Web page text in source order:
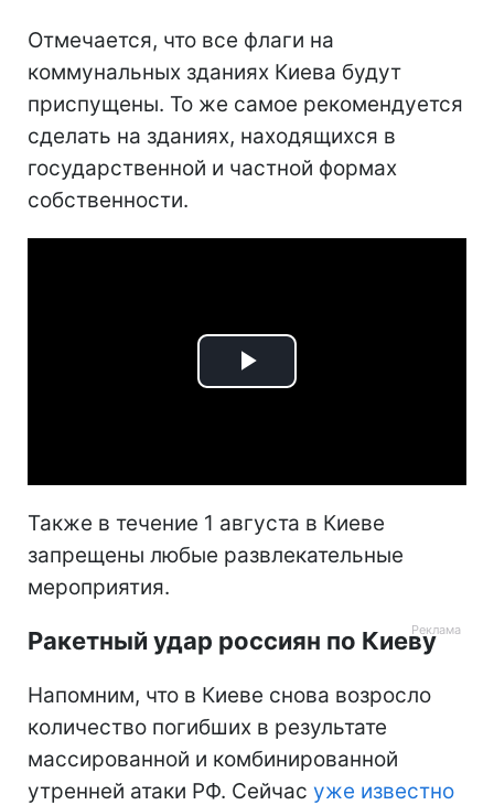
Отмечается, что все флаги на
коммунальных зданиях Киева будут
приспущены. То же самое рекомендуется
сделать на зданиях, находящихся в
государственной и частной формах
собственности.
Play
Также в течение 1 августа в Киеве
запрещены любые развлекательные
мероприятия.
Ракетный удар россиян по Киеву
Напомним, что в Киеве снова возросло
количество погибших в результате
массированной и комбинированной
утренней атаки РФ. Сейчас уже известно